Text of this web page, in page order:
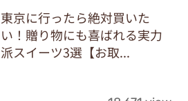
東京に行ったら絶対買いた
い！贈り物にも喜ばれる実力
派スイーツ3選【お取...